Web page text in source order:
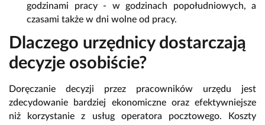
godzinami pracy - w godzinach popołudniowych, a
czasami także w dni wolne od pracy.
Dlaczego urzędnicy dostarczają
decyzje osobiście?
Doręczanie decyzji przez pracowników urzędu jest
zdecydowanie bardziej ekonomiczne oraz efektywniejsze
niż korzystanie z usług operatora pocztowego. Koszty